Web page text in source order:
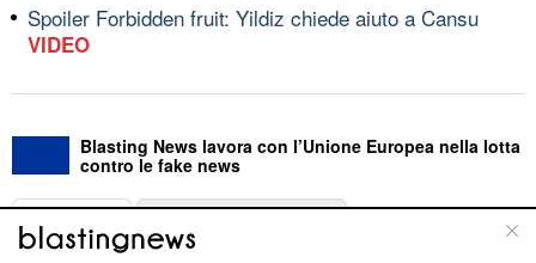
Spoiler Forbidden fruit: Yildiz chiede aiuto a Cansu
VIDEO
Blasting News lavora con l’Unione Europea nella lotta
contro le fake news
ABOUT